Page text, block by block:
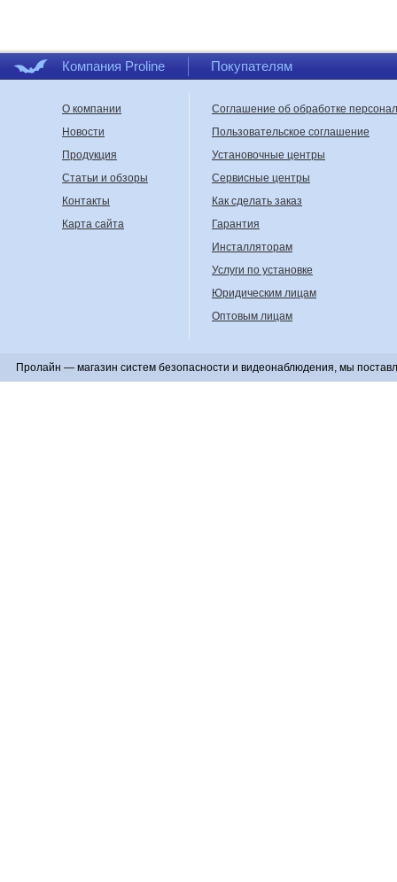
Компания Proline Покупателям
О компании
Новости
Продукция
Статьи и обзоры
Контакты
Карта сайта
Соглашение об обработке
Пользовательское соглашение
Установочные центры
Сервисные центры
Как сделать заказ
Гарантия
Инсталляторам
Услуги по установке
Юридическим лицам
Оптовым лицам
Пролайн — магазин систем безопасности и видеонаблюдения, мы